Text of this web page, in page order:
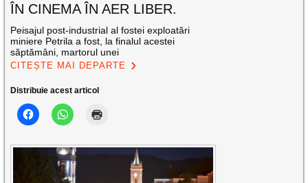
ÎN CINEMA ÎN AER LIBER.
Peisajul post-industrial al fostei exploatări
miniere Petrila a fost, la finalul acestei
săptămâni, martorul unei
CITEȘTE MAI DEPARTE
Distribuie acest articol